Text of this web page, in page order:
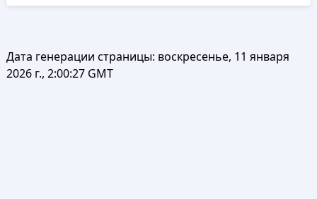
Дата генерации страницы: воскресенье, 11 января
2026 г., 2:00:27 GMT